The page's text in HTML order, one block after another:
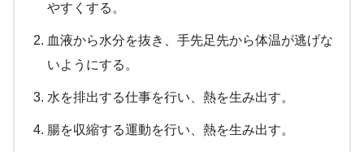
やすくする。
血液から水分を抜き、手先足先から体温が逃げな
いようにする。
水を排出する仕事を行い、熱を生み出す。
腸を収縮する運動を行い、熱を生み出す。